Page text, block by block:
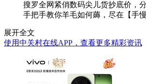
搜罗全网紧俏数码尖儿货抄底价，
手把手教你羊毛如何薅，尽在【手慢
展开全文
使用中关村在线APP，查看更多精彩资讯